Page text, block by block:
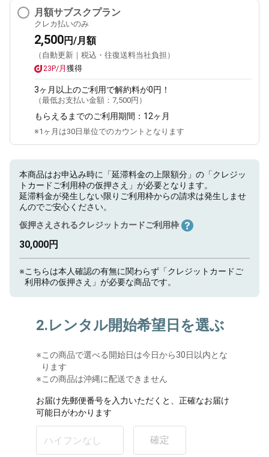
月額サブスクプラン
クレカ払いのみ
2,500円/月額
（自動更新｜税込・往復送料当社負担）
23P/月 獲得
3ヶ月 以上のご利用で解約料が0円！
（最低お支払い金額： 7,500円 ）
もらえるまでのご利用期間： 12ヶ月
※1ヶ月は30日単位でのカウントとなります
本商品はお申込み時に「延滞料金の上限額分」の「クレジッ
トカードご利用枠の仮押さえ」が必要となります。
延滞料金が発生しない限りご利用枠からの請求は発生しませ
んのでご安心ください。
仮押さえされるクレジットカードご利用枠
30,000円
※こちらは本人確認の有無に関わらず「クレジットカードご
利用枠の仮押さえ」が必要な商品です。
2.レンタル開始希望日を選ぶ
※この商品で選べる開始日は今日から30日以内とな
ります
※この商品は沖縄に配送できません
お届け先郵便番号を入力いただくと、正確なお届け
可能日がわかります
確定